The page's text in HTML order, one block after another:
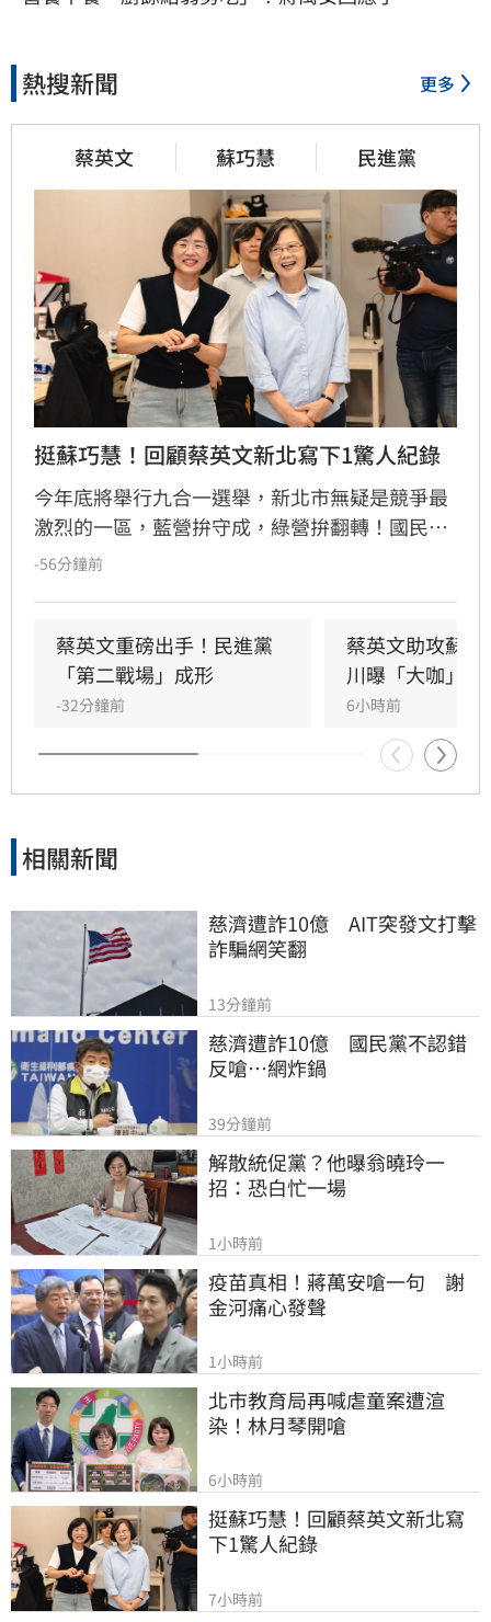
熱搜新聞 更多
蔡英文 蘇巧慧 民進黨
挺蘇巧慧！回顧蔡英文新北寫下1驚人紀錄
今年底將舉行九合一選舉，新北市無疑是競爭最
激烈的一區，藍營拚守成，綠營拚翻轉！國民黨
參選人李四川與民進黨參選人蘇巧慧民調更是呈
主委時，蔡英文一口就答應。完成兩屆總統任期
的蔡英文，除了挾帶超高人氣之外，新北更是她
的「政壇起家厝」，三度在此橫掃百萬票，有望
-56分鐘前
蔡英文重磅出手！民進黨
「第二戰場」成形
-32分鐘前
蔡英文助攻蘇
川曝「大咖」應
6小時前
相關新聞
慈濟遭詐10億　AIT突發文打擊
詐騙網笑翻
13分鐘前
慈濟遭詐10億　國民黨不認錯
反嗆⋯網炸鍋
39分鐘前
解散統促黨？他曝翁曉玲一
招：恐白忙一場
1小時前
疫苗真相！蔣萬安嗆一句　謝
金河痛心發聲
1小時前
北市教育局再喊虐童案遭渲
染！林月琴開嗆
6小時前
挺蘇巧慧！回顧蔡英文新北寫
下1驚人紀錄
7小時前